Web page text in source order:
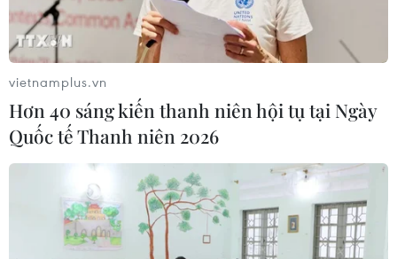
(Vietnam+)
vietnamplus.vn
Hơn 40 sáng kiến thanh niên hội tụ tại Ngày
Quốc tế Thanh niên 2026